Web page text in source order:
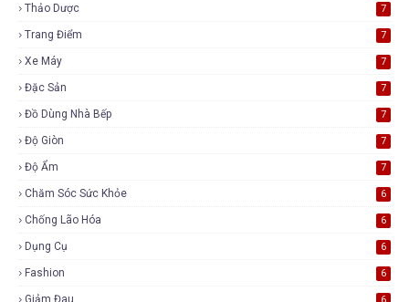
Thảo Dược 7
Trang Điểm 7
Xe Máy 7
Đặc Sản 7
Đồ Dùng Nhà Bếp 7
Độ Giòn 7
Độ Ẩm 7
Chăm Sóc Sức Khỏe 6
Chống Lão Hóa 6
Dụng Cụ 6
Fashion 6
Giảm Đau 6